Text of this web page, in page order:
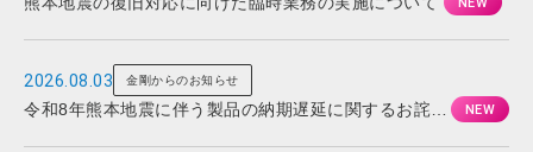
2026.08.03 金剛からのお知らせ
令和8年熊本地震に伴う製品の納期遅延に関するお詫び